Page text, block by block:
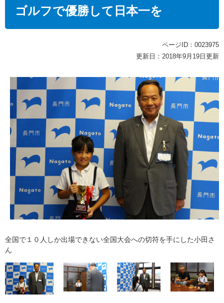
ゴルフで優勝して日本一を
ページID：0023975
更新日：2018年9月19日更新
全国で１０人しか出場できない全国大会への切符を手にした小田さ
ん